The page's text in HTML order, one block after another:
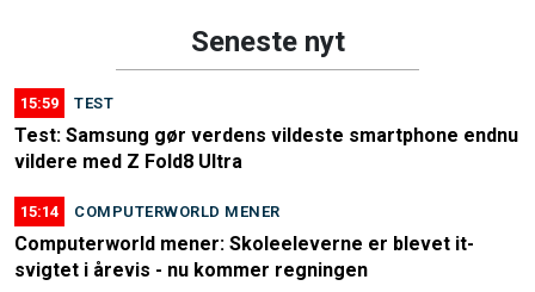
Seneste nyt
15:59 TEST
Test: Samsung gør verdens vildeste smartphone endnu
vildere med Z Fold8 Ultra
15:14 COMPUTERWORLD MENER
Computerworld mener: Skoleeleverne er blevet it-
svigtet i årevis - nu kommer regningen